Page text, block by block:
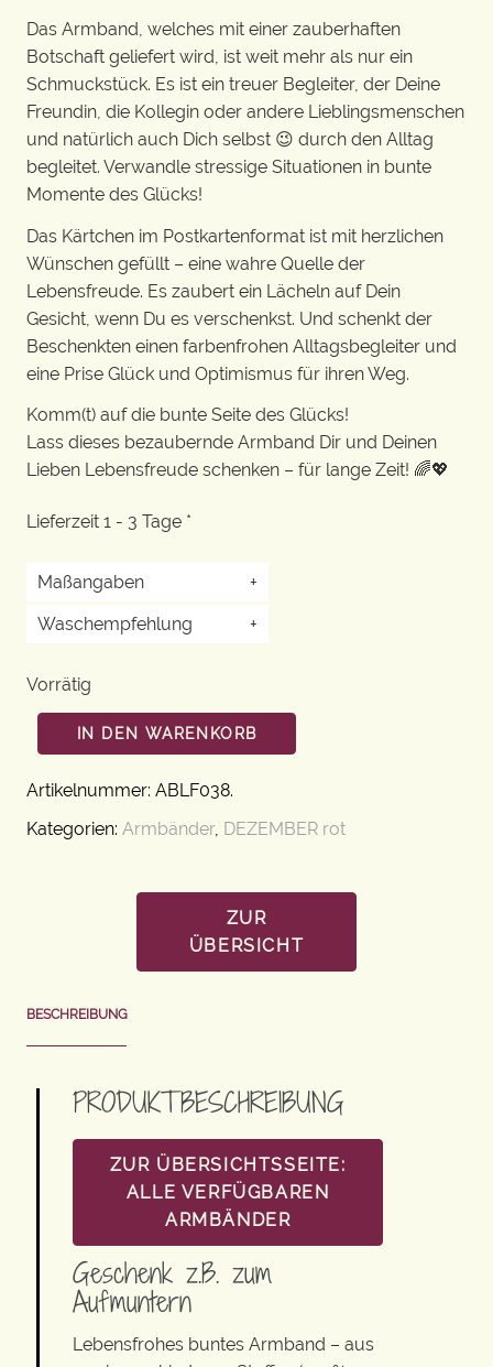
Das Armband, welches mit einer zauberhaften
Botschaft geliefert wird, ist weit mehr als nur ein
Schmuckstück. Es ist ein treuer Begleiter, der Deine
Freundin, die Kollegin oder andere Lieblingsmenschen
und natürlich auch Dich selbst 😉 durch den Alltag
begleitet. Verwandle stressige Situationen in bunte
Momente des Glücks!
Das Kärtchen im Postkartenformat ist mit herzlichen
Wünschen gefüllt – eine wahre Quelle der
Lebensfreude. Es zaubert ein Lächeln auf Dein
Gesicht, wenn Du es verschenkst. Und schenkt der
Beschenkten einen farbenfrohen Alltagsbegleiter und
eine Prise Glück und Optimismus für ihren Weg.
Komm(t) auf die bunte Seite des Glücks!
Lass dieses bezaubernde Armband Dir und Deinen
Lieben Lebensfreude schenken – für lange Zeit! 🌈💖
Lieferzeit 1 - 3 Tage *
Maßangaben
+
Waschempfehlung
+
Vorrätig
IN DEN WARENKORB
Artikelnummer: ABLF038.
Kategorien: Armbänder, DEZEMBER rot
ZUR
ÜBERSICHT
BESCHREIBUNG
PRODUKTBESCHREIBUNG
ZUR ÜBERSICHTSSEITE:
ALLE VERFÜGBAREN
ARMBÄNDER
Geschenk z.B. zum
Aufmuntern
Lebensfrohes buntes Armband – aus